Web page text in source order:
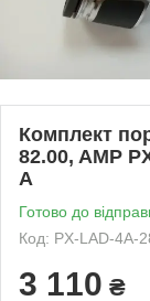
Комплект
82.00, AMP
А
Готово до
Код: PX-LAD-4A-
3 110 ₴